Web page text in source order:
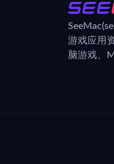
游戏应用
脑游戏、